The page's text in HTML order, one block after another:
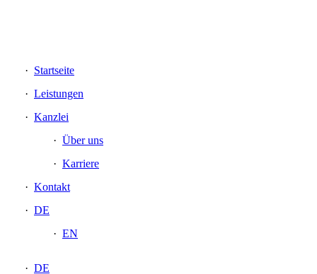
Startseite
Leistungen
Kanzlei
Über uns
Karriere
Kontakt
DE
EN
DE